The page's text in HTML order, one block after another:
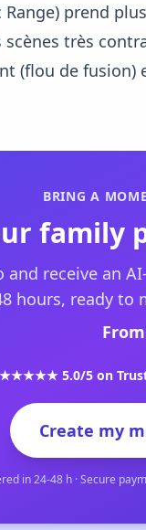
Range) prend
très
(flou de
BRING A
family
and receive an
hours, ready to
★★★★★ 5.0/5 on
Create my
in 24-48 h · Secure